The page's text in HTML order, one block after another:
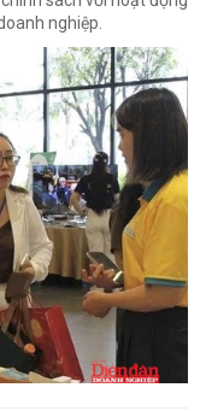
nghiệp.